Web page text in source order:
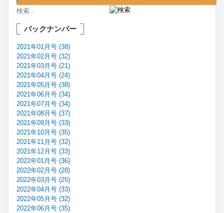
バックナンバー
2021年01月号 (38)
2021年02月号 (32)
2021年03月号 (21)
2021年04月号 (24)
2021年05月号 (38)
2021年06月号 (34)
2021年07月号 (34)
2021年08月号 (37)
2021年09月号 (33)
2021年10月号 (35)
2021年11月号 (32)
2021年12月号 (33)
2022年01月号 (36)
2022年02月号 (28)
2022年03月号 (25)
2022年04月号 (33)
2022年05月号 (32)
2022年06月号 (35)